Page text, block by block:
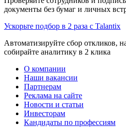
документы без бумаг и личных
Ускорьте подбор в 2 раза с Talantix
Автоматизируйте сбор откликов,
собирайте аналитику в 2 клика
О компании
Наши вакансии
Партнерам
Реклама на сайте
Новости и статьи
Инвесторам
Кандидаты по профессиям